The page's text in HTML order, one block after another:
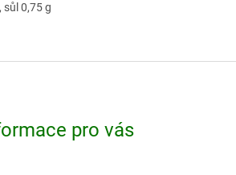
sůl 0,75 g
pro vás